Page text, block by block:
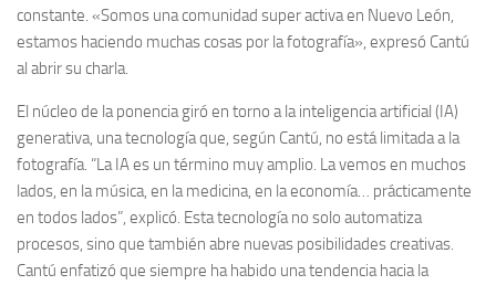
constante. «Somos una comunidad super activa en Nuevo León,
estamos haciendo muchas cosas por la fotografía», expresó Cantú
al abrir su charla.
El núcleo de la ponencia giró en torno a la inteligencia artificial (IA)
generativa, una tecnología que, según Cantú, no está limitada a la
fotografía. “La IA es un término muy amplio. La vemos en muchos
lados, en la música, en la medicina, en la economía… prácticamente
en todos lados”, explicó. Esta tecnología no solo automatiza
procesos, sino que también abre nuevas posibilidades creativas.
Cantú enfatizó que siempre ha habido una tendencia hacia la